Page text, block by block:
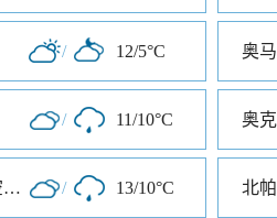
/ 12/5°C
/ 11/10°C 奥
布伦海姆机场航空气象处 / 13/10°C 北